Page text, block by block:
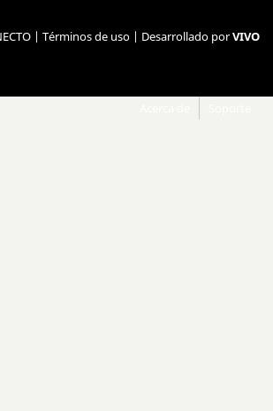
| Términos de uso | Desarrollado porVIVO